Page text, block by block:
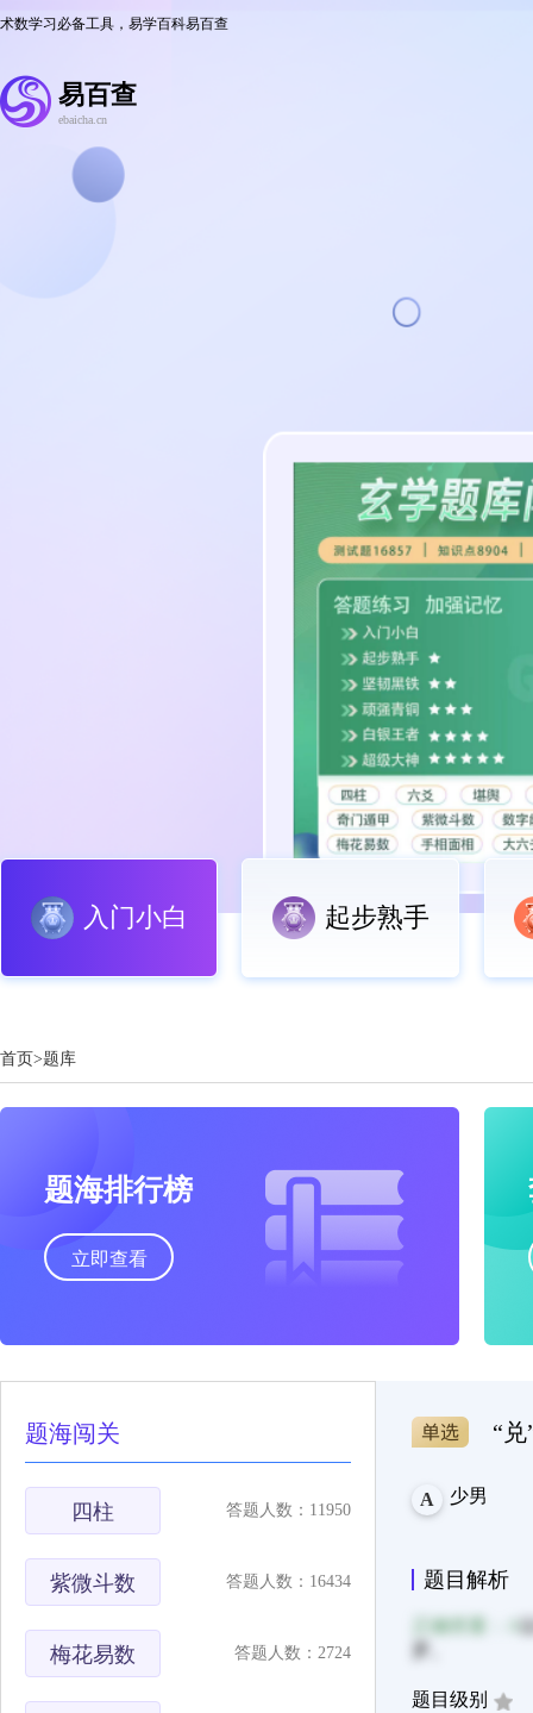
术数学习必备工具，易学百科易百查
易百查
ebaicha.cn
入门小白 起步熟手
首页>题库
题海排行榜
立即查看
题海闯关
四柱 答题人数：11950
紫微斗数 答题人数：16434
梅花易数 答题人数：2724
“
A 少男
题目解析
正确答案：A
题目级别